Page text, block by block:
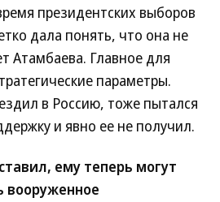
президентских выборов
дала понять, что она не
Атамбаева. Главное для
параметры.
в Россию, тоже пытался
и явно ее не получил.
ему теперь могут
вооруженное